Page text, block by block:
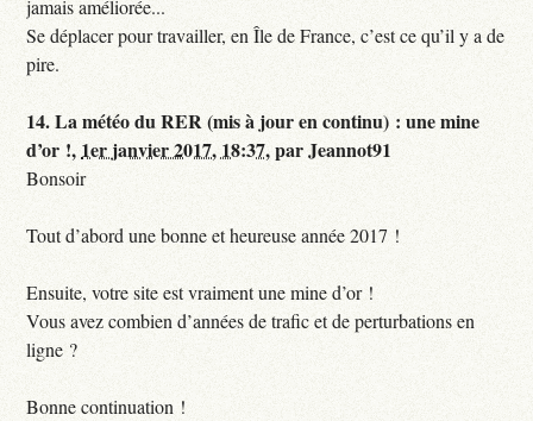
jamais améliorée...
Se déplacer pour travailler, en Île de France, c’est ce qu’il y a de
pire.
14.La météo du RER (mis à jour en continu) : une mine
d’or !, 1er janvier 2017, 18:37,parJeannot91
Bonsoir
Tout d’abord une bonne et heureuse année 2017 !
Ensuite, votre site est vraiment une mine d’or !
Vous avez combien d’années de trafic et de perturbations en
ligne ?
Bonne continuation !